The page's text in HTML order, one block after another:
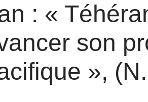
: «
son
»,